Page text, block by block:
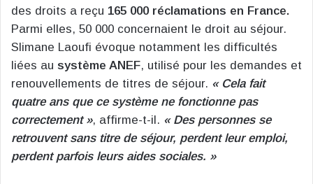
des droits a reçu 165 000 réclamations en France.
Parmi elles, 50 000 concernaient le droit au séjour.
Slimane Laoufi évoque notamment les difficultés
liées au système ANEF, utilisé pour les demandes et
renouvellements de titres de séjour. « Cela fait
quatre ans que ce système ne fonctionne pas
correctement », affirme-t-il. « Des personnes se
retrouvent sans titre de séjour, perdent leur emploi,
perdent parfois leurs aides sociales. »